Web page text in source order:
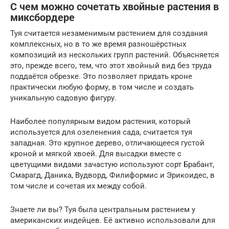
С чем можно сочетать хвойные растения в
миксбордере
Туя считается незаменимым растением для создания
комплексных, но в то же время разношёрстных
композиций из нескольких групп растений. Объясняется
это, прежде всего, тем, что этот хвойный вид без труда
поддаётся обрезке. Это позволяет придать кроне
практически любую форму, в том числе и создать
уникальную садовую фигуру.
Наиболее популярным видом растения, который
используется для озеленения сада, считается туя
западная. Это крупное дерево, отличающееся густой
кроной и мягкой хвоей. Для высадки вместе с
цветущими видами зачастую используют сорт Брабант,
Смарагд, Даника, Вудворд, Филиформис и Эрикоидес, в
том числе и сочетая их между собой.
Знаете ли вы? Туя была центральным растением у
американских индейцев. Её активно использовали для